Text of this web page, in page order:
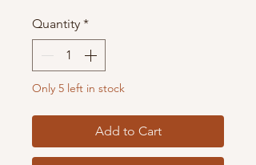
Quantity *
Only 5 left in stock
Add to Cart